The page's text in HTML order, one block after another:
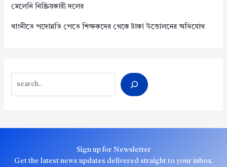
মেলেনি নিষ্ক্রিয়কারী দলের
গাংনীতে পদোন্নতি পেতে শিক্ষকদের থেকে টাকা উত্তোলনের অভিযোগ
Sign up for Newsletter
Get the latest news updates delivered straight to your inbox.